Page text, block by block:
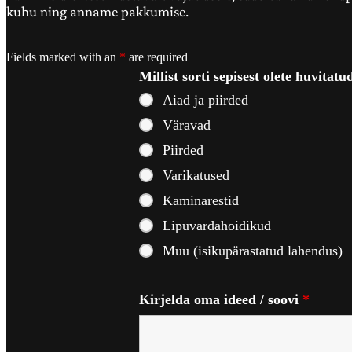
kuhu ning anname pakkumise.
Fields marked with an * are required
Millist sorti sepisest olete
Aiad ja piirded
Väravad
Piirded
Varikatused
Kaminarestid
Lipuvardahoidikud
Muu (isikupärastatud lahendus)
Kirjelda oma ideed / soovi *